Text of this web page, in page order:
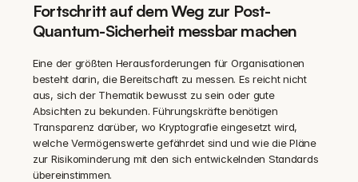
Fortschritt auf dem Weg zur Post-
Quantum-Sicherheit messbar machen
Eine der größten Herausforderungen für Organisationen
besteht darin, die Bereitschaft zu messen. Es reicht nicht
aus, sich der Thematik bewusst zu sein oder gute
Absichten zu bekunden. Führungskräfte benötigen
Transparenz darüber, wo Kryptografie eingesetzt wird,
welche Vermögenswerte gefährdet sind und wie die Pläne
zur Risikominderung mit den sich entwickelnden Standards
übereinstimmen.